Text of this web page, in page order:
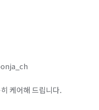
케어해 드립니다.